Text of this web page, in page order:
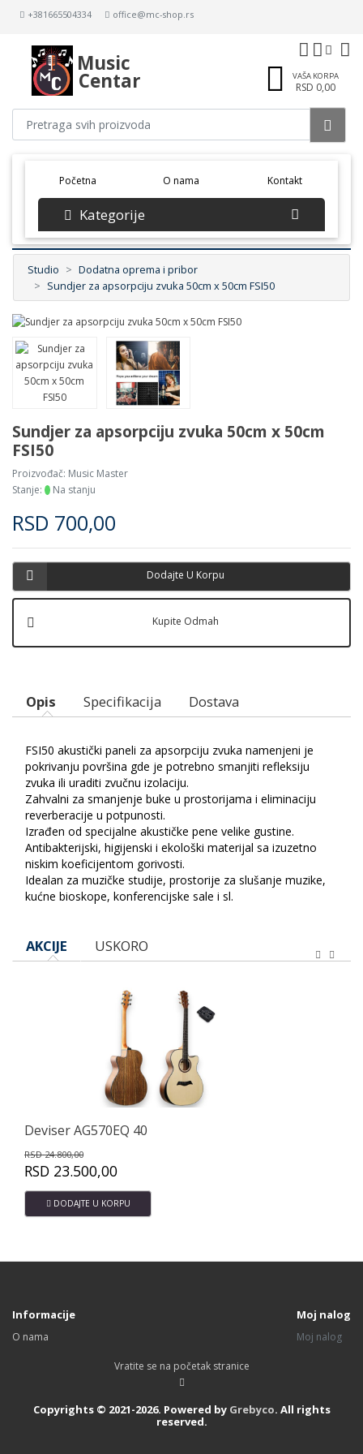
+381665504334 office@mc-shop.rs
Music
Centar VAŠA KORPA
RSD 0,00
Početna(current) O nama Kontakt
Kategorije
Studio
Dodatna oprema i pribor
Sundjer za apsorpciju zvuka 50cm x 50cm FSI50
Sundjer za apsorpciju zvuka 50cm x 50cm
FSI50
Proizvođač: Music Master
Stanje:
Na stanju
RSD 700,00
Dodajte U Korpu
Kupite Odmah
Opis Specifikacija Dostava
FSI50 akustički paneli za apsorpciju zvuka namenjeni je
pokrivanju površina gde je potrebno smanjiti refleksiju
zvuka ili uraditi zvučnu izolaciju.
Zahvalni za smanjenje buke u prostorijama i eliminaciju
reverberacije u potpunosti.
Izrađen od specijalne akustičke pene velike gustine.
Antibakterijski, higijenski i ekološki materijal sa izuzetno
niskim koeficijentom gorivosti.
Idealan za muzičke studije, prostorije za slušanje muzike,
kućne bioskope, konferencijske sale i sl.
AKCIJE USKORO
Deviser LS-570 40" Akustična gitara
RSD
DODAJTE U KORPU
Informacije
O nama
Moj nalog
Moj nalog
Vratite se na početak stranice
Copyrights © 2021-2026. Powered by Grebyco. All rights
reserved.